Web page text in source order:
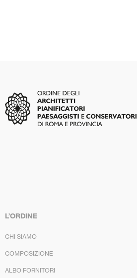
L’ORDINE
CHI SIAMO
COMPOSIZIONE
ALBO FORNITORI